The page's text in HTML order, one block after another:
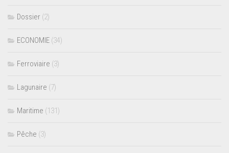
Dossier (2)
ECONOMIE (34)
Ferroviaire (3)
Lagunaire (7)
Maritime (131)
Pêche (3)